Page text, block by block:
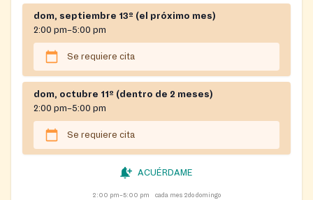
dom, septiembre 13º (el próximo mes)
2:00 pm–5:00 pm
Se requiere cita
dom, octubre 11º (dentro de 2 meses)
2:00 pm–5:00 pm
Se requiere cita
ACUÉRDAME
2:00 pm–5:00 pm cada mes 2do domingo